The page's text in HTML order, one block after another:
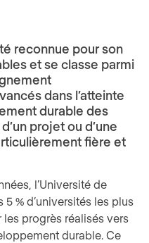
reconnue pour son
et se classe parmi
dans l’atteinte
durable des
projet ou d’une
fière et
l’Université de
5 % d’universités les plus
progrès réalisés vers
durable. Ce